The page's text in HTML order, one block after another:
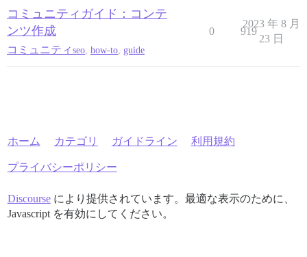
コミュニティガイド：コンテ
ンツ作成
コミュニティ seo how-to guide
0 919
2023 年 8 月
23 日
ホーム カテゴリ ガイドライン 利用規約
プライバシーポリシー
Discourseにより提供されています。最適な表示のために、
Javascript を有効にしてください。